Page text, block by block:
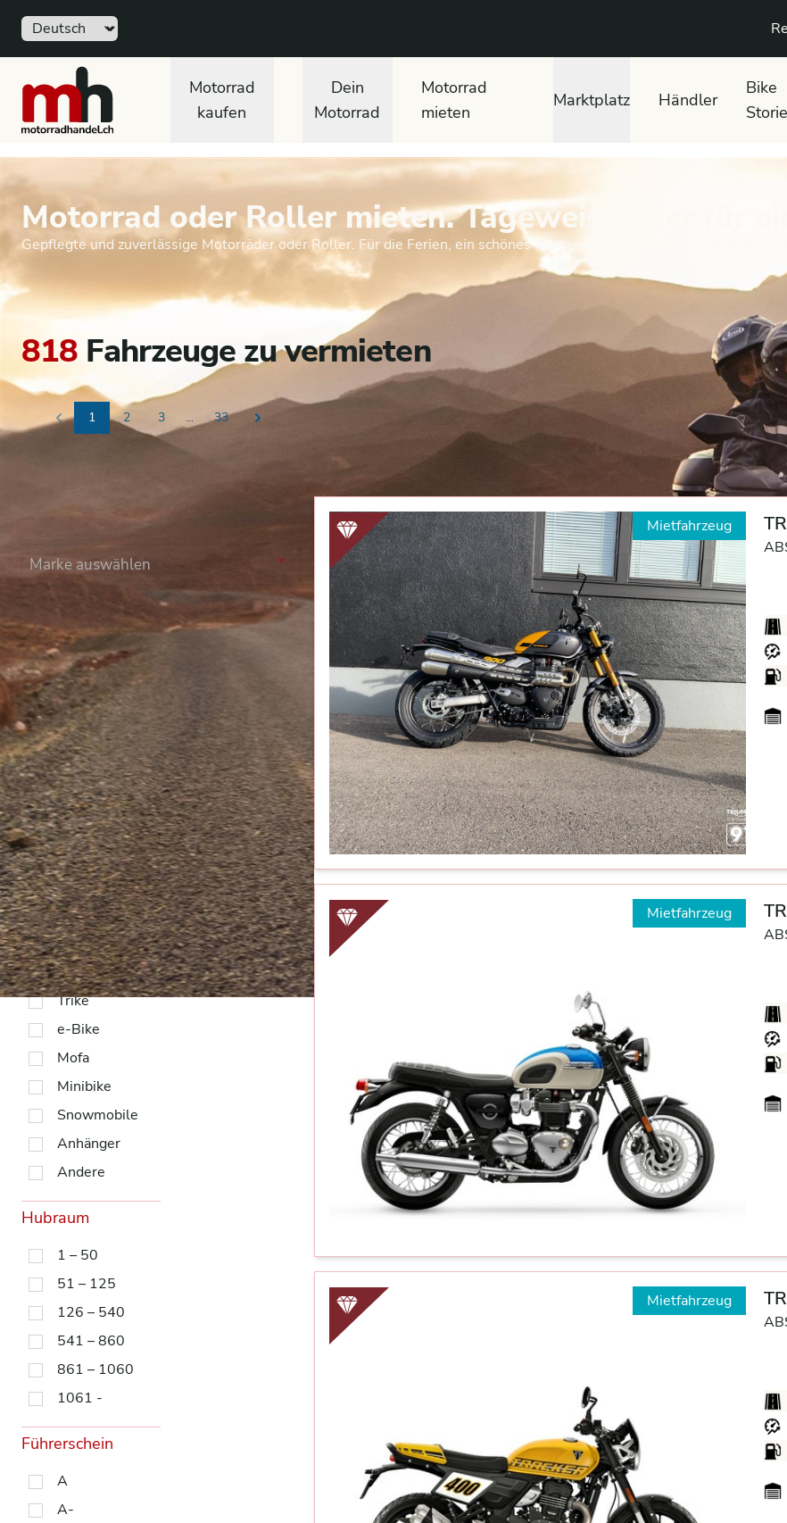
Sprache
motorradhandel.ch
Motorrad
kaufen
Dein
Motorrad
Motorrad
mieten
Marktplatz Händler
Bike
Motorrad oder Roller mieten. Tageweise oder für
Gepflegte und zuverlässige Motorräder oder Roller. Für die Ferien, ein schönes Wochenende oder als Prüfungsfahrzeug.
818 Fahrzeuge zu vermieten
Previous
1 2 3 ... 33 Next
Marke auswählen
Kategorie
Sport
Naked
Touring
Retro
Enduro
Supermoto
Custom
Roller
Motocross
Trial
Quad
Gespann
Trike
e-Bike
Mofa
Minibike
Snowmobile
Anhänger
Andere
Hubraum
1 – 50
51 – 125
126 – 540
541 – 860
861 – 1060
1061 -
Führerschein
A
A-
Mietfahrzeug
Mietfahrzeug
Mietfahrzeug